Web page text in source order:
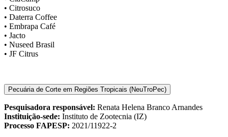
• Citrosuco
• Daterra Coffee
• Embrapa Café
• Jacto
• Nuseed Brasil
• JF Citrus
Pecuária de Corte em Regiões Tropicais (NeuTroPec)
Pesquisadora responsável: Renata Helena Branco Arnandes
Instituição-sede: Instituto de Zootecnia (IZ)
Processo FAPESP: 2021/11922-2